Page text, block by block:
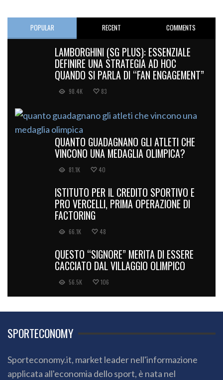
POPULAR RECENT COMMENTS
LAMBORGHINI (SG PLUS): ESSENZIALE
DEFINIRE UNA STRATEGIA AD HOC
QUANDO SI PARLA DI “FAN ENGAGEMENT”
98.4K 83
QUANTO GUADAGNANO GLI ATLETI CHE
VINCONO UNA MEDAGLIA OLIMPICA?
81.1K 40
ISTITUTO PER IL CREDITO SPORTIVO E
PRO VERCELLI, PRIMA OPERAZIONE DI
FACTORING
66.1K 48
QUESTO “SIGNORE” MERITA DI ESSERE
CACCIATO DAL VILLAGGIO OLIMPICO
56.5K 106
SPORTECONOMY
Sporteconomy.it, market leader nell'informazione
applicata all'economia dello sport, è nata nel